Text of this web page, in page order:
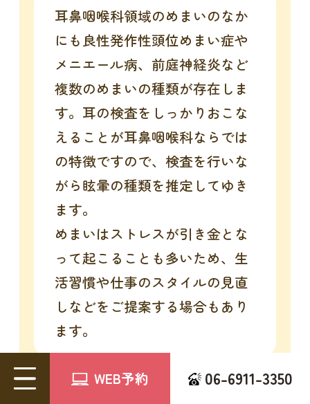
耳鼻咽喉科領域のめまいのなか
にも良性発作性頭位めまい症や
メニエール病、前庭神経炎など
複数のめまいの種類が存在しま
す。耳の検査をしっかりおこな
えることが耳鼻咽喉科ならでは
の特徴ですので、検査を行いな
がら眩暈の種類を推定してゆき
ます。
めまいはストレスが引き金とな
って起こることも多いため、生
活習慣や仕事のスタイルの見直
しなどをご提案する場合もあり
ます。
WEB予約 06-6911-3350